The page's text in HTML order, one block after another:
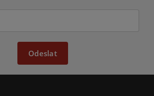
Odeslat